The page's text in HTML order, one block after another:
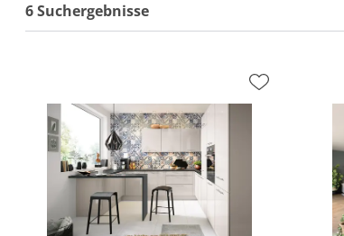
6 Suchergebnisse